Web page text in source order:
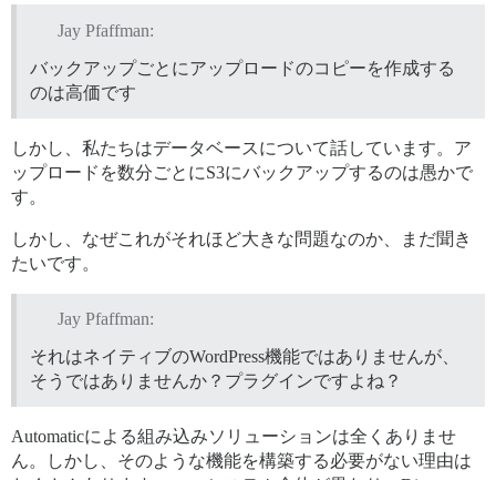
Jay Pfaffman:
バックアップごとにアップロードのコピーを作成する
のは高価です
しかし、私たちはデータベースについて話しています。ア
ップロードを数分ごとにS3にバックアップするのは愚かで
す。
しかし、なぜこれがそれほど大きな問題なのか、まだ聞き
たいです。
Jay Pfaffman:
それはネイティブのWordPress機能ではありませんが、
そうではありませんか？プラグインですよね？
Automaticによる組み込みソリューションは全くありませ
ん。しかし、そのような機能を構築する必要がない理由は